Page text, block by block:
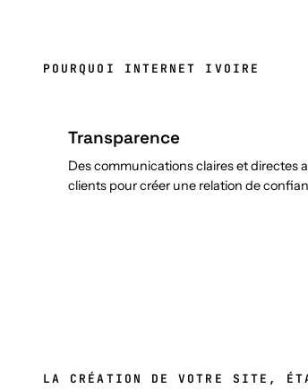
POURQUOI INTERNET IVOIRE
Transparence
Des communications claires et directes
clients pour créer une relation de
LA CRÉATION DE VOTRE SITE,